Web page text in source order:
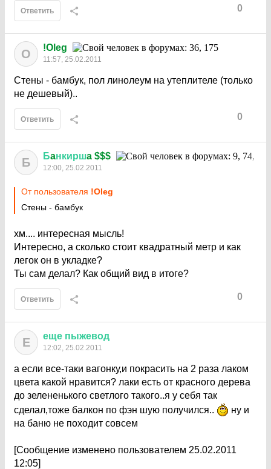
0
Ответить
O !Oleg
11:57, 25.02.2011
Стены - бамбук, пол линолеум на утеплителе (только
не дешевый)..
0
Ответить
Б Бaнкиршa $$$
12:00, 25.02.2011
От пользователя !Oleg
Стены - бамбук
хм.... интересная мысль!
Интересно, а сколько стоит квадратный метр и как
легок он в укладке?
Ты сам делал? Как общий вид в итоге?
0
Ответить
Е еще пыжевод
12:02, 25.02.2011
а если все-таки вагонку,и покрасить на 2 раза лаком
цвета какой нравится? лаки есть от красного дерева
до зелененького светлого такого..я у себя так
сделал,тоже балкон по фэн шую получился..
ну и
на баню не походит совсем
[Сообщение изменено пользователем 25.02.2011
12:05]